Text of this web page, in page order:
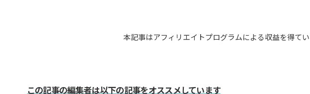
本記事はアフィリエイトプログラムによる収益を得て
この記事の編集者は以下の記事をオススメしています